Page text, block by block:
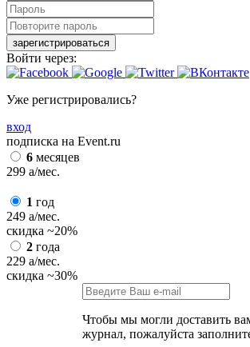
зарегистрироваться
Войти через:
Уже регистрировались?
вход
подписка на Event.ru
6 месяцев
299 a/мес.
1 год
249 a/мес.
скидка ~20%
2 года
229 a/мес.
скидка ~30%
Чтобы мы могли доставить
журнал, пожалуйста